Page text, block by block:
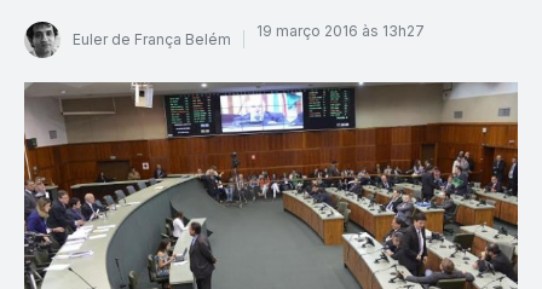
Euler de França Belém 19 março 2016 às 13h27